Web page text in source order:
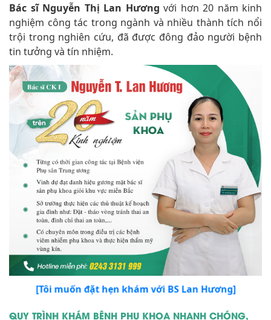
Bác sĩ Nguyễn Thị Lan Hương với hơn 20 năm kinh
nghiệm công tác trong ngành và nhiều thành tích nổi
trội trong nghiên cứu, đã được đông đảo người bệnh
tin tưởng và tín nhiệm.
[Tôi muốn đặt hẹn khám với BS Lan Hương]
QUY TRÌNH KHÁM BỆNH PHỤ KHOA NHANH CHÓNG,